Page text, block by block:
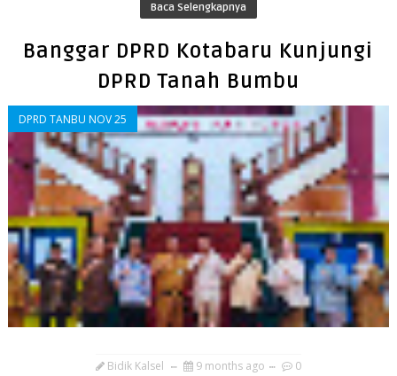
Baca Selengkapnya
Banggar DPRD Kotabaru Kunjungi
DPRD Tanah Bumbu
DPRD TANBU NOV 25
Bidik Kalsel 9 months ago 0